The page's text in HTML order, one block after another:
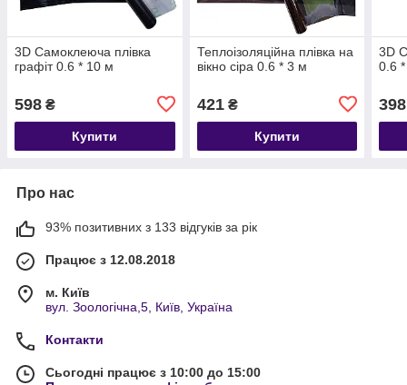
3D Самоклеюча плівка
графіт 0.6 * 10 м
598 ₴
Купити
Теплоізоляційна плівка на
вікно сіра 0.6 * 3 м
421₴
Купити
3D
0.6
398
Про нас
93% позитивних з 133 відгуків за рік
Працює з 12.08.2018
м. Київ
вул. Зоологічна,5, Київ, Україна
Контакти
Сьогодні працює з 10:00 до 15:00